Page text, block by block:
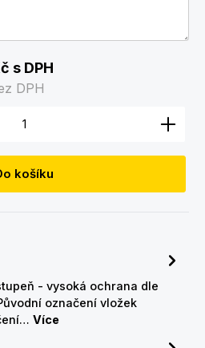
s DPH
DPH
požadované
košíku
- vysoká ochrana dle
označení vložek
Více